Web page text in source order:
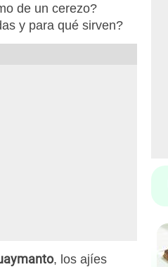
de un cerezo?
y para qué sirven?
, los ajíes